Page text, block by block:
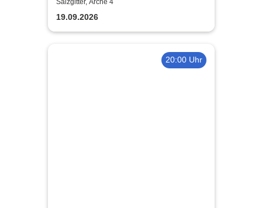
Salzgitter, Arche 4
19.09.2026
20:00 Uhr